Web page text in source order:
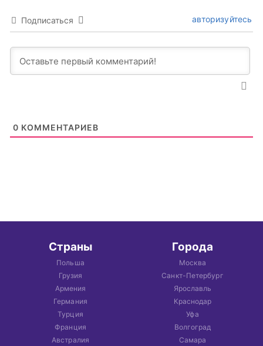
Подписаться авторизуйтесь
0 КОММЕНТАРИЕВ
Страны
Польша
Грузия
Армения
Германия
Турция
Франция
Австралия
Города
Москва
Санкт-Петербург
Ярославль
Краснодар
Уфа
Волгоград
Самара